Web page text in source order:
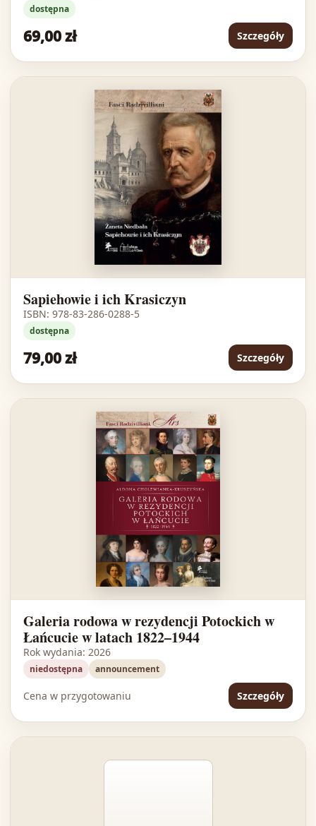
dostępna
69,00 zł Szczegóły
Sapiehowie i ich Krasiczyn
ISBN: 978-83-286-0288-5
dostępna
79,00 zł Szczegóły
Galeria rodowa w rezydencji Potockich w
Łańcucie w latach 1822–1944
Rok wydania: 2026
niedostępna announcement
Cena w przygotowaniu Szczegóły